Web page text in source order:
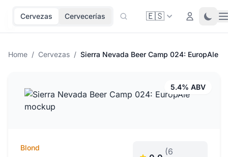
Cervezas Cervecerías 🇪🇸 Login
Home / Cervezas / Sierra Nevada Beer Camp 024: EuropAle
5.4% ABV
Blond
(6